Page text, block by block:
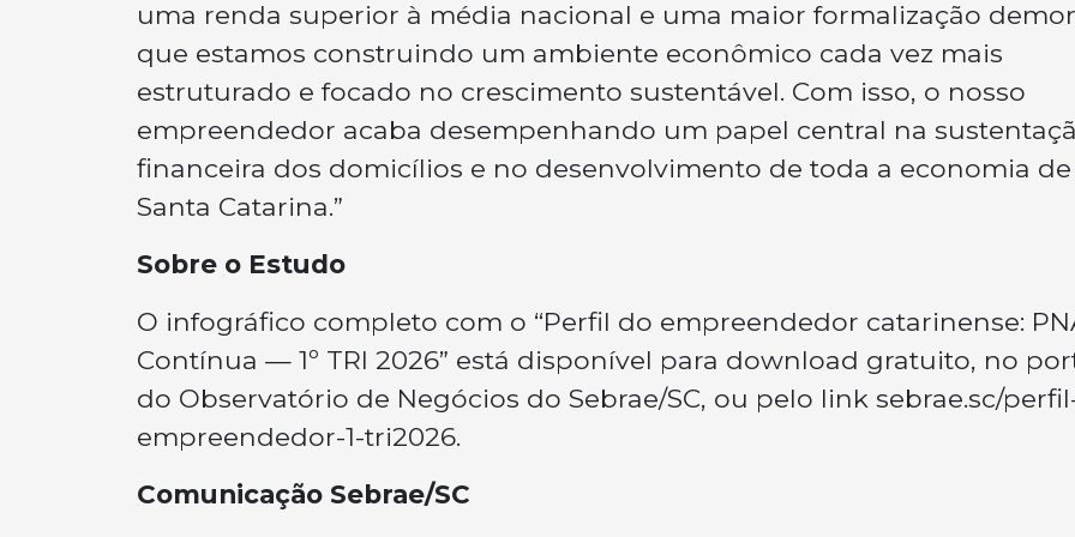
uma renda superior à média nacional e uma maior formalização
que estamos construindo um ambiente econômico cada vez mais
estruturado e focado no crescimento sustentável. Com isso, o nosso
empreendedor acaba desempenhando um papel central na
financeira dos domicílios e no desenvolvimento de toda a economia de
Santa Catarina.”
Sobre o Estudo
O infográfico completo com o “Perfil do empreendedor catarinense:
Contínua — 1º TRI 2026” está disponível para download gratuito, no
do Observatório de Negócios do Sebrae/SC, ou pelo link sebrae.sc/
empreendedor-1-tri2026.
Comunicação Sebrae/SC